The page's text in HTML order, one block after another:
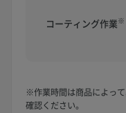
コーティング作業※
※作業時間は商品によっ
確認ください。